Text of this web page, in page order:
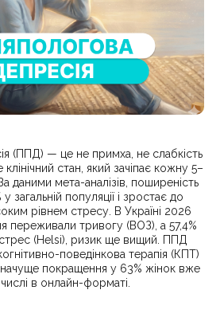
(ППД) — це не примха, не слабкість
стан, який зачіпає кожну 5–
даними мета-аналізів, поширеність
загальній популяції і зростає до
рівнем стресу. В Україні 2026
переживали тривогу (ВОЗ), а 57,4%
(Helsi), ризик ще вищий. ППД
поведінкова терапія (КПТ)
покращення у 63% жінок вже
в онлайн-форматі.